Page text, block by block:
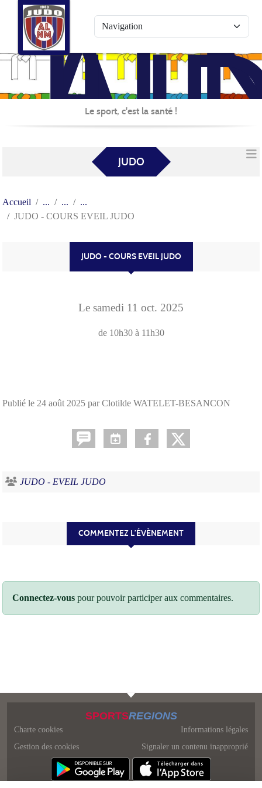
Le sport, c'est la santé !
JUDO
Accueil
JUDO - COURS EVEIL JUDO
JUDO - COURS EVEIL JUDO
Le samedi 11 oct. 2025
de 10h30 à 11h30
Publié le 24 août 2025 par Clotilde WATELET-BESANCON
JUDO - EVEIL JUDO
COMMENTEZ L’ÉVÈNEMENT
Connectez-vous pour pouvoir participer aux commentaires.
SPORTSREGIONS
Charte cookies
Gestion des cookies
Informations légales
Signaler un contenu inapproprié
Panneau de gestion des cookies